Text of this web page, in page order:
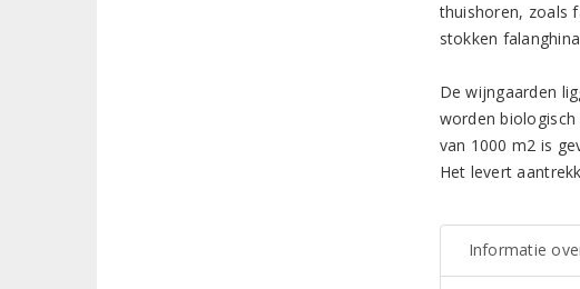
thuishoren, zoals
stokken
De wijngaarden
worden
van 1000 m2 is
Het levert
Informatie